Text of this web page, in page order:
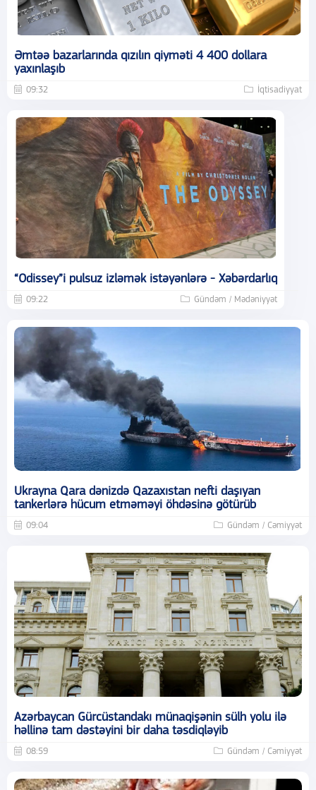
Əmtəə bazarlarında qızılın qiyməti 4 400 dollara
yaxınlaşıb
09:32 İqtisadiyyat
“Odissey”i pulsuz izləmək istəyənlərə - Xəbərdarlıq
09:22 Gündəm / Mədəniyyət
Ukrayna Qara dənizdə Qazaxıstan nefti daşıyan
tankerlərə hücum etməməyi öhdəsinə götürüb
09:04 Gündəm / Cəmiyyət
Azərbaycan Gürcüstandakı münaqişənin sülh yolu ilə
həllinə tam dəstəyini bir daha təsdiqləyib
08:59 Gündəm / Cəmiyyət